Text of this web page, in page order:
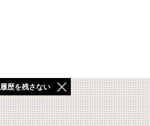
履歴を残さない